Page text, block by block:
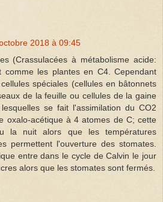
2018 à 09:45
(Crassulacées à métabolisme acide:
comme les plantes en C4. Cependant
spéciales (cellules en bâtonnets
de la feuille ou cellules de la gaine
se fait l'assimilation du CO2
oxalo-acétique à 4 atomes de C; cette
la nuit alors que les températures
permettent l'ouverture des stomates.
entre dans le cycle de Calvin le jour
alors que les stomates sont fermés.